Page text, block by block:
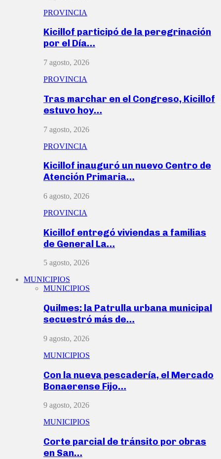
PROVINCIA
Kicillof participó de la peregrinación
por el Día…
7 agosto, 2026
PROVINCIA
Tras marchar en el Congreso, Kicillof
estuvo hoy…
7 agosto, 2026
PROVINCIA
Kicillof inauguró un nuevo Centro de
Atención Primaria…
6 agosto, 2026
PROVINCIA
Kicillof entregó viviendas a familias
de General La…
5 agosto, 2026
MUNICIPIOS
MUNICIPIOS
Quilmes: la Patrulla urbana municipal
secuestró más de…
9 agosto, 2026
MUNICIPIOS
Con la nueva pescadería, el Mercado
Bonaerense Fijo…
9 agosto, 2026
MUNICIPIOS
Corte parcial de tránsito por obras
en San…